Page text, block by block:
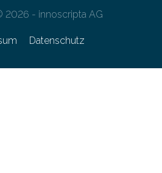
2026 - innoscripta AG
Datenschutz